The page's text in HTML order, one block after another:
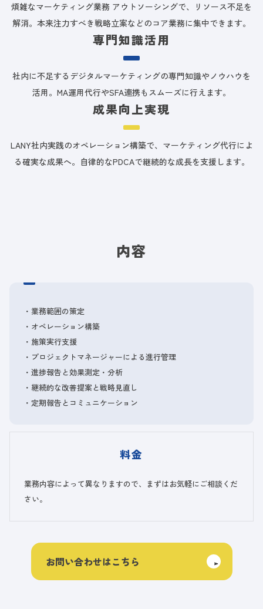
煩雑なマーケティング業務 アウトソーシングで、リソース不足を
解消。本来注力すべき戦略立案などのコア業務に集中できます。
専門知識活用
社内に不足するデジタルマーケティングの専門知識やノウハウを
活用。MA運用代行やSFA連携もスムーズに行えます。
成果向上実現
LANY社内実践のオペレーション構築で、マーケティング代行によ
る確実な成果へ。自律的なPDCAで継続的な成長を支援します。
内容
・業務範囲の策定
・オペレーション構築
・施策実行支援
・プロジェクトマネージャーによる進行管理
・進捗報告と効果測定・分析
・継続的な改善提案と戦略見直し
・定期報告とコミュニケーション
料金
業務内容によって異なりますので、まずはお気軽にご相談くだ
さい。
お問い合わせはこちら